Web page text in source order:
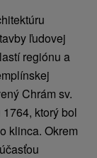
ľudovej
regiónu a
Chrám sv.
ktorý bol
klinca. Okrem